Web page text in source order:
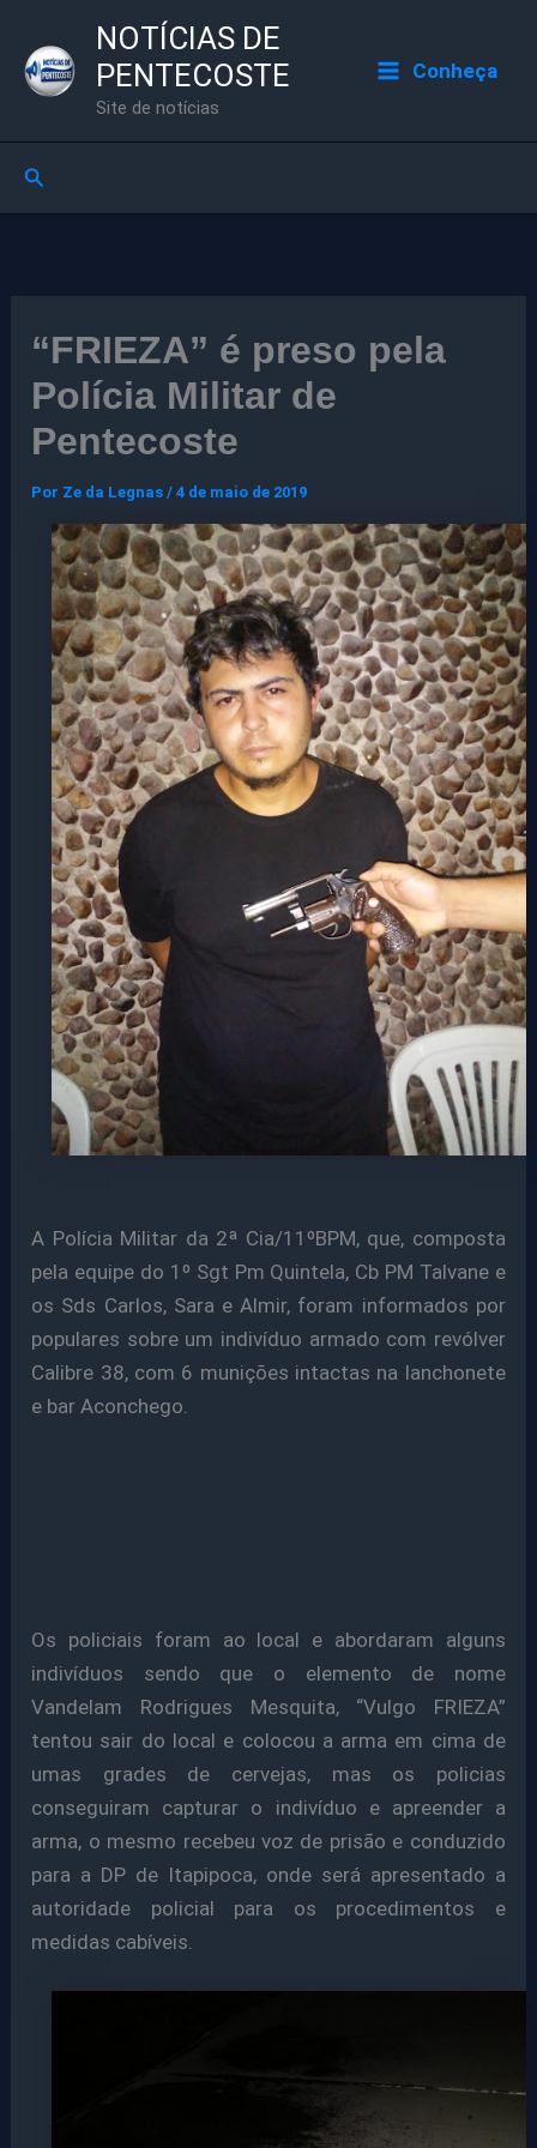
para
NOTÍCIAS DE
PENTECOSTE
Site de notícias
Conheça
Pesquisar
“FRIEZA” é preso pela
Polícia Militar de
Pentecoste
Por Ze da Legnas/4 de maio de 2019
A Polícia Militar da 2ª Cia/11ºBPM, que, composta
pela equipe do 1º Sgt Pm Quintela, Cb PM Talvane e
os Sds Carlos, Sara e Almir, foram informados por
populares sobre um indivíduo armado com revólver
Calibre 38, com 6 munições intactas na lanchonete
e bar Aconchego.
Os policiais foram ao local e abordaram alguns
indivíduos sendo que o elemento de nome
Vandelam Rodrigues Mesquita, “Vulgo FRIEZA”
tentou sair do local e colocou a arma em cima de
umas grades de cervejas, mas os policias
conseguiram capturar o indivíduo e apreender a
arma, o mesmo recebeu voz de prisão e conduzido
para a DP de Itapipoca, onde será apresentado a
autoridade policial para os procedimentos e
medidas cabíveis.